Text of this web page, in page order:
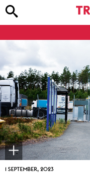
1 SEPTEMBER, 2023